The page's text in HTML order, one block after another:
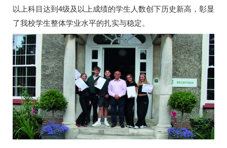
以上科目达到4级及以上成绩的学生人数创下历史新高，彰显
了我校学生整体学业水平的扎实与稳定。